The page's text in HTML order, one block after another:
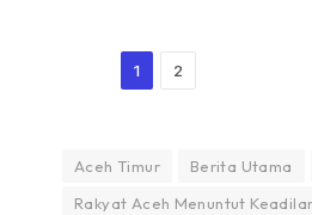
1 2
Aceh Timur Berita Utama
Rakyat Aceh Menuntut